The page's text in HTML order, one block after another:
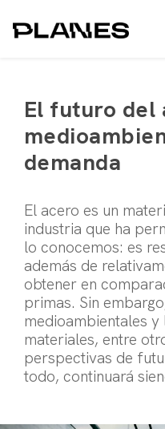
El futuro del
demanda
El acero es un
industria que ha
lo conocemos: es
además de
obtener en
primas. Sin
medioambientales
materiales, entre
perspectivas de
todo, continuará